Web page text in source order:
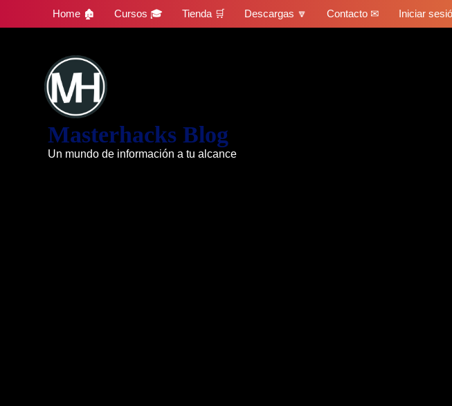
Home 🏚 Cursos 🎓 Tienda 🛒 Descargas 🔽 Contacto ✉ Iniciar
Masterhacks Blog
Un mundo de información a tu alcance